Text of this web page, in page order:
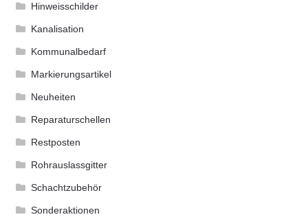
GaLaBau
Kanalisation
Kommunalbedarf
Rohrauslassgitter
Hinweisschilder
Kanalisation
Kommunalbedarf
Markierungsartikel
Neuheiten
Reparaturschellen
Restposten
Rohrauslassgitter
Schachtzubehör
Sonderaktionen